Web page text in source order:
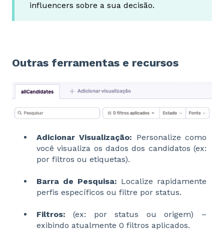
influencers sobre a sua decisão.
Outras ferramentas e recursos
Adicionar Visualização: Personalize como
você visualiza os dados dos candidatos (ex:
por filtros ou etiquetas).
Barra de Pesquisa: Localize rapidamente
perfis específicos ou filtre por status.
Filtros: (ex: por status ou origem) –
exibindo atualmente 0 filtros aplicados.